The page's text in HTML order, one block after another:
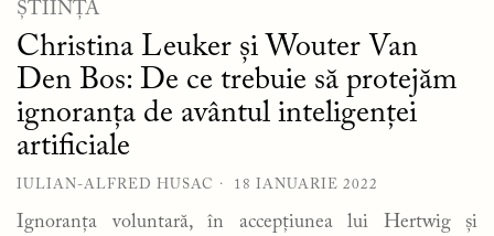
ȘTIINȚĂ
Christina Leuker și Wouter Van
Den Bos: De ce trebuie să protejăm
ignoranța de avântul inteligenței
artificiale
IULIAN-ALFRED HUSAC 18 IANUARIE 2022
Ignoranța voluntară, în accepțiunea lui Hertwig și